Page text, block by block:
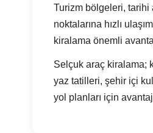
Turizm bölgeleri, tarihi
noktalarına hızlı
kiralama önemli
Selçuk araç kiralama;
yaz tatilleri, şehir içi
yol planları için